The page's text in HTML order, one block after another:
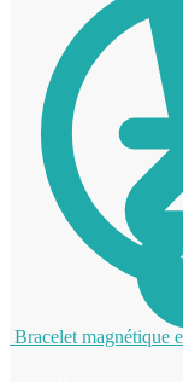
Bracelet magnétique